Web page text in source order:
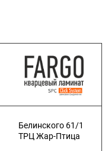
Белинского 61/1
ТРЦ Жар-Птица